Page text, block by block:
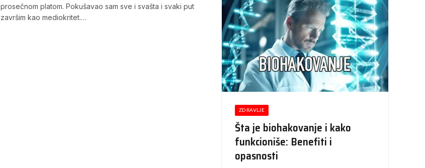
prosečnom platom. Pokušavao sam sve i svašta i svaki put
završim kao mediokritet.…
ZDRAVLJE
Šta je biohakovanje i kako
funkcioniše: Benefiti i
opasnosti